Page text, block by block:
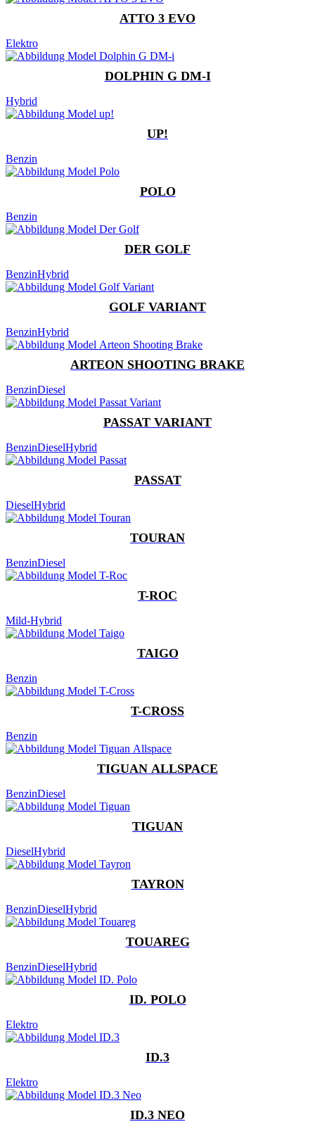
ATTO 3 EVO
Elektro
DOLPHIN G DM-I
Hybrid
UP!
Benzin
POLO
Benzin
DER GOLF
BenzinHybrid
GOLF VARIANT
BenzinHybrid
ARTEON SHOOTING BRAKE
BenzinDiesel
PASSAT VARIANT
BenzinDieselHybrid
PASSAT
DieselHybrid
TOURAN
BenzinDiesel
T-ROC
Mild-Hybrid
TAIGO
Benzin
T-CROSS
Benzin
TIGUAN ALLSPACE
BenzinDiesel
TIGUAN
DieselHybrid
TAYRON
BenzinDieselHybrid
TOUAREG
BenzinDieselHybrid
ID. POLO
Elektro
ID.3
Elektro
ID.3 NEO